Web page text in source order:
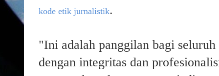
kode etik jurnalistik.
"Ini adalah panggilan bagi
dengan integritas dan